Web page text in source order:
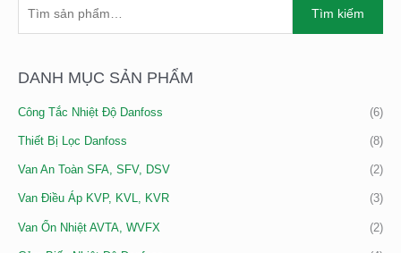
K
Ế
M
Tìm kiếm
DANH MỤC SẢN PHẨM
Công Tắc Nhiệt Độ Danfoss (6)
Thiết Bị Lọc Danfoss (8)
Van An Toàn SFA, SFV, DSV (2)
Van Điều Áp KVP, KVL, KVR (3)
Van Ổn Nhiệt AVTA, WVFX (2)